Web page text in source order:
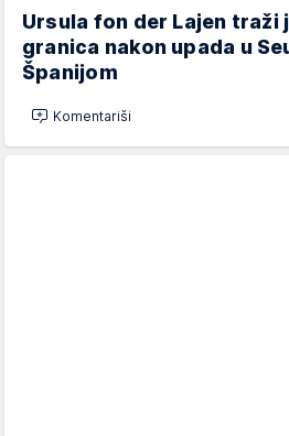
Ursula fon der Lajen traži
granica nakon upada u
Španijom
Komentariši